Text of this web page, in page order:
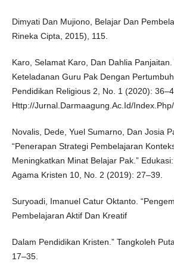
Dimyati Dan Mujiono, Belajar Dan
Rineka Cipta, 2015), 115.
Karo, Selamat Karo, Dan Dahlia Panjaitan.
Keteladanan Guru Pak Dengan
Pendidikan Religious 2, No. 1 (2020):
Http://Jurnal.Darmaagung.Ac.Id/
Novalis, Dede, Yuel Sumarno, Dan Josia
“Penerapan Strategi Pembelajaran
Meningkatkan Minat Belajar Pak.”
Agama Kristen 10, No. 2 (2019): 27–39.
Suryoadi, Imanuel Catur Oktanto.
Pembelajaran Aktif Dan Kreatif
Dalam Pendidikan Kristen.” Tangkoleh
17–35.